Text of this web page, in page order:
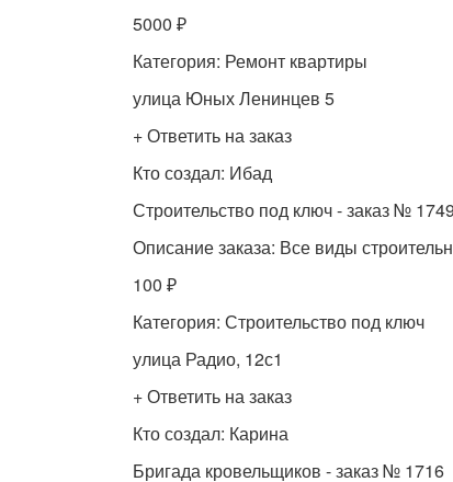
5000 ₽
Категория: Ремонт квартиры
улица Юных Ленинцев 5
+ Ответить на заказ
Кто создал: Ибад
Строительство под ключ - заказ № 1749
Описание заказа: Все виды
100 ₽
Категория: Строительство под ключ
улица Радио, 12с1
+ Ответить на заказ
Кто создал: Карина
Бригада кровельщиков - заказ № 1716